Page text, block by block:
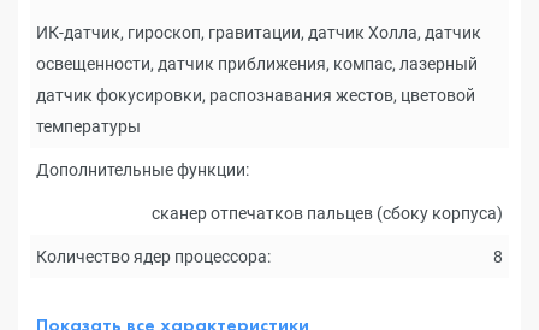
ИК-датчик, гироскоп, гравитации, датчик Холла, датчик
освещенности, датчик приближения, компас, лазерный
датчик фокусировки, распознавания жестов, цветовой
температуры
Дополнительные функции:
сканер отпечатков пальцев (сбоку корпуса)
Количество ядер процессора: 8
Показать все характеристики